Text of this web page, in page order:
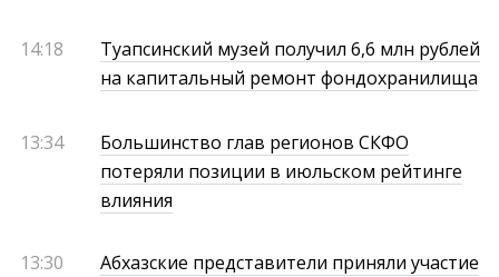
14:18
Туапсинский музей получил 6,6 млн рублей
на капитальный ремонт фондохранилища
13:34
Большинство глав регионов СКФО
потеряли позиции в июльском рейтинге
влияния
13:30
Абхазские представители приняли участие